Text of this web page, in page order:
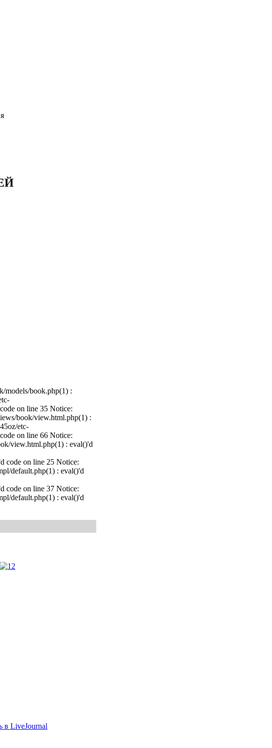
models/book.php(1) :
on line 35 Notice:
book/view.html.php(1) :
etc-
on line 66 Notice:
view.html.php(1) : eval()'d
code on line 25 Notice:
default.php(1) : eval()'d
code on line 37 Notice:
default.php(1) : eval()'d